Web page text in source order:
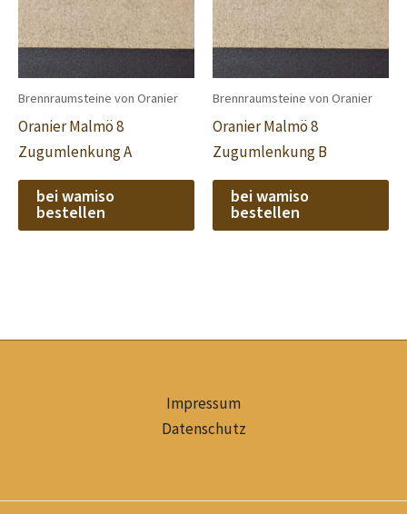
Brennraumsteine von Oranier
Oranier Malmö 8
Zugumlenkung A
bei wamiso
bestellen
Brennraumsteine von Oranier
Oranier Malmö 8
Zugumlenkung B
bei wamiso
bestellen
Impressum
Datenschutz